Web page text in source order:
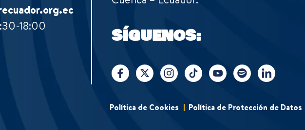
18:00
SÍGUENOS:
Política de Cookies Política de Protección de Datos